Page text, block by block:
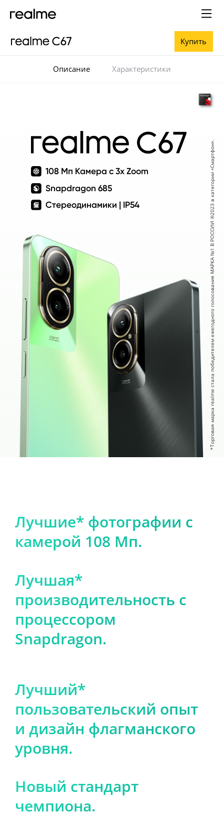
Описание Характеристики
Купить
108 Мп Камера с 3x Zoom
Snapdragon 685
Стереодинамики | IP54
*Торговая марка realme стала победителем ежегодного голосования МАРКА №1 В РОССИИ ®2023 в категории «Смартфон».
Лучшие* фотографии c
камерой 108 Мп.
Лучшая*
производительность с
процессором
Snapdragon.
Лучший*
пользовательский опыт
и дизайн флагманского
уровня.
Новый стандарт
чемпиона.